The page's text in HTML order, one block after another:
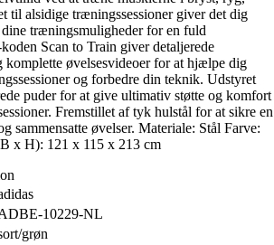
til alsidige træningssessioner giver det dig
træningsmuligheder for en fuld
Scan to Train giver detaljerede
øvelsesvideoer for at hjælpe dig
og forbedre din teknik. Udstyret
puder for at give ultimativ støtte og komfort
Fremstillet af tyk hulstål for at sikre en
sammensatte øvelser. Materiale: Stål Farve:
x H): 121 x 115 x 213 cm
10229-NL
grøn